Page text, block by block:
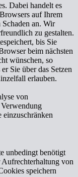
Dabei handelt es
auf Ihrem
an. Wir
zu gestalten.
bis Sie
beim nächsten
wünschen, so
Sie über das Setzen
erlauben.
von
einzuschränken
unbedingt benötigt
von
speichern